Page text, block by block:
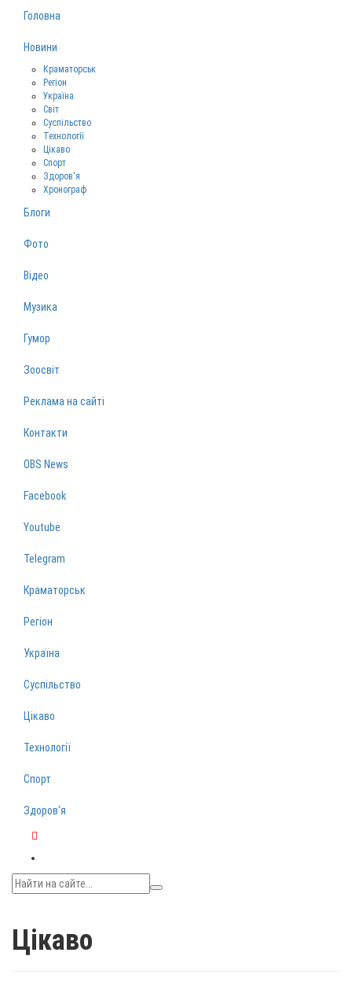
Головна
Новини
Краматорськ
Регіон
Україна
Світ
Суспільство
Технології
Цікаво
Спорт
Здоров‘я
Хронограф
Блоги
Фото
Відео
Музика
Гумор
Зоосвіт
Реклама на сайті
Контакти
OBS News
Facebook
Youtube
Telegram
Краматорськ
Регіон
Україна
Суспільство
Цікаво
Технології
Спорт
Здоров‘я
Цікаво